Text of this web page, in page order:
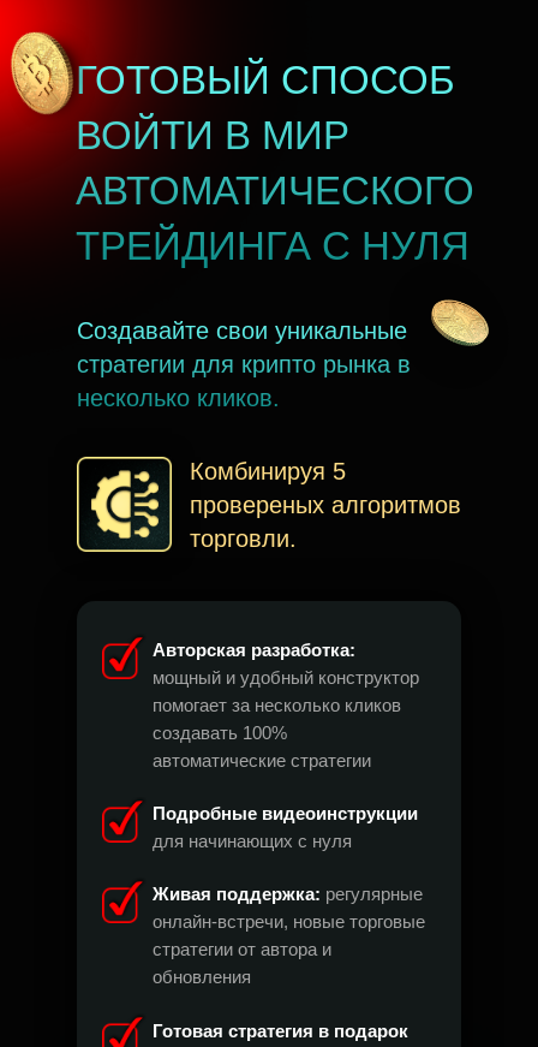
ГОТОВЫЙ СПОСОБ
ВОЙТИ В МИР
АВТОМАТИЧЕСКОГО
ТРЕЙДИНГА С НУЛЯ
Создавайте свои уникальные
стратегии для крипто рынка в
несколько кликов.
Комбинируя 5
провереных алгоритмов
торговли.
Авторская разработка:
мощный и удобный конструктор
помогает за несколько кликов
создавать 100%
автоматические стратегии
Подробные видеоинструкции
для начинающих с нуля
Живая поддержка: регулярные
онлайн-встречи, новые торговые
стратегии от автора и
обновления
Готовая стратегия в подарок